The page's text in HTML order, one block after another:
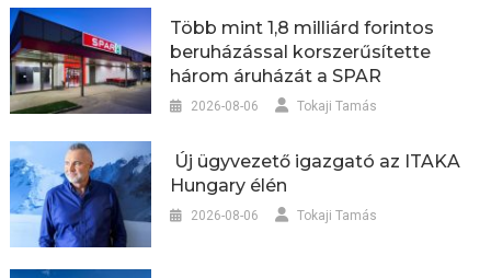
Több mint 1,8 milliárd forintos
beruházással korszerűsítette
három áruházát a SPAR
2026-08-06 Tokaji Tamás
Új ügyvezető igazgató az ITAKA
Hungary élén
2026-08-06 Tokaji Tamás